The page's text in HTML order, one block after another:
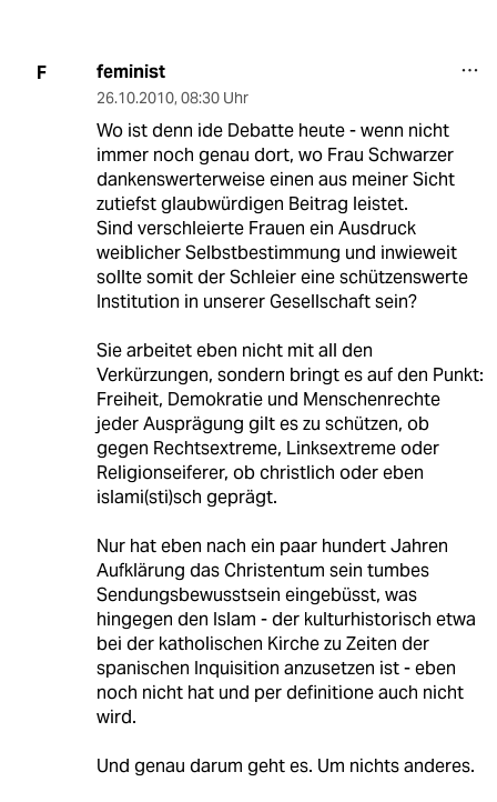
F feminist
26.10.2010, 08:30 Uhr
Wo ist denn ide Debatte heute - wenn nicht
immer noch genau dort, wo Frau Schwarzer
dankenswerterweise einen aus meiner Sicht
zutiefst glaubwürdigen Beitrag leistet.
Sind verschleierte Frauen ein Ausdruck
weiblicher Selbstbestimmung und inwieweit
sollte somit der Schleier eine schützenswerte
Institution in unserer Gesellschaft sein?
Sie arbeitet eben nicht mit all den
Verkürzungen, sondern bringt es auf den Punkt:
Freiheit, Demokratie und Menschenrechte
jeder Ausprägung gilt es zu schützen, ob
gegen Rechtsextreme, Linksextreme oder
Religionseiferer, ob christlich oder eben
islami(sti)sch geprägt.
Nur hat eben nach ein paar hundert Jahren
Aufklärung das Christentum sein tumbes
Sendungsbewusstsein eingebüsst, was
hingegen den Islam - der kulturhistorisch etwa
bei der katholischen Kirche zu Zeiten der
spanischen Inquisition anzusetzen ist - eben
noch nicht hat und per definitione auch nicht
wird.
Und genau darum geht es. Um nichts anderes.